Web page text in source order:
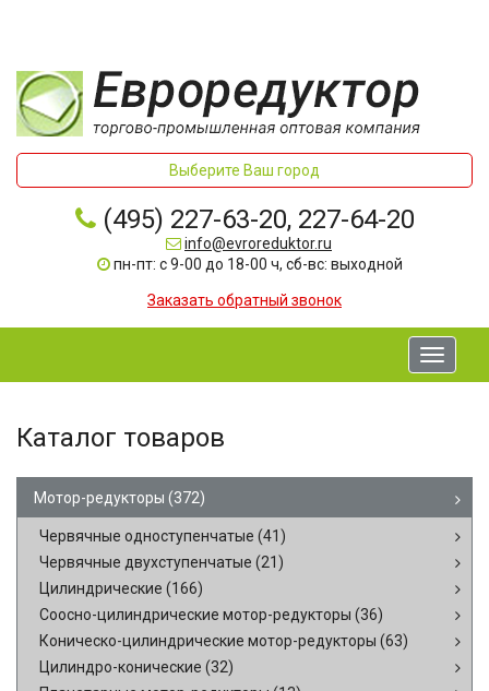
Выберите Ваш город
(495) 227-63-20, 227-64-20
info@evroreduktor.ru
пн-пт: с 9-00 до 18-00 ч, сб-вс: выходной
Заказать обратный звонок
Toggle
Каталог товаров
Мотор-редукторы (372)
Червячные одноступенчатые (41)
Червячные двухступенчатые (21)
Цилиндрические (166)
Соосно-цилиндрические мотор-редукторы (36)
Коническо-цилиндрические мотор-редукторы (63)
Цилиндро-конические (32)